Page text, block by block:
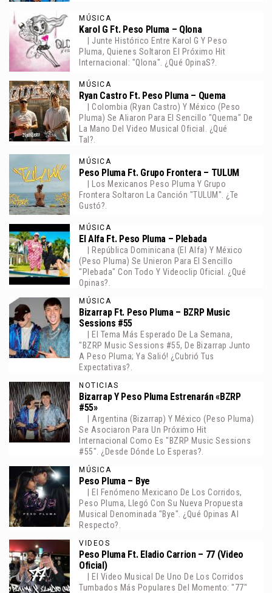
MÚSICA
Karol G Ft. Peso Pluma – Qlona
| Junte Histórico Entre Karol G Y Peso
Pluma, Quienes Soltaron El Próximo Hit
Internacional: "Qlona". ¿Qué OpinaS?.
MÚSICA
Ryan Castro Ft. Peso Pluma – Quema
| Colombia (Ryan Castro) Y México (Peso
Pluma) Se Aliaron Para El Sencillo "Quema" De
La Mano Del Video Musical Oficial. ¿Qué
Tal?.
MÚSICA
Peso Pluma Ft. Grupo Frontera – TULUM
| Los Mexicanos Peso Pluma Y Grupo
Frontera Soltaron La Canción "TULUM". ¿Te
Gustó?.
MÚSICA
El Alfa Ft. Peso Pluma – Plebada
| República Dominicana (El Alfa) Y México
(Peso Pluma) Se Unieron Para El Sencillo
"Plebada" Con Todo Y Videoclip Oficial. ¿Qué
Opinas?.
MÚSICA
Bizarrap Ft. Peso Pluma – BZRP Music
Sessions #55
| El Tema Más Esperado De La Semana,
"BZRP Music Sessions #55, De Bizarrap Junto
A Peso Pluma; Ya Salió! ¿Cubrió Tus
Expectativas?.
NOTICIAS
Bizarrap Y Peso Pluma Estrenarán «BZRP
#55»
| Argentina (Bizarrap) Y México (Peso Pluma)
Se Asociaron Para Un Próximo Hit
Internacional Como Es "BZRP Music Sessions
#55". ¿Desde Dónde Lo Esperas?.
MÚSICA
Peso Pluma – Bye
| El Fenómeno Mexicano De Los Corridos,
Peso Pluma, Llegó Con Su Nueva Propuesta
Musical Denominada "Bye". ¿Qué Opinas Al
Respecto?.
VIDEOS
Peso Pluma Ft. Eladio Carrion – 77 (Video
Oficial)
| El Video Musical De Uno De Los Corridos
Tumbados Más Populares Del Momento: "77"